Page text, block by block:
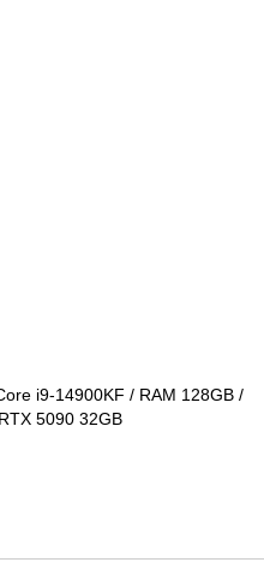
i9-14900KF / RAM 128GB /
5090 32GB